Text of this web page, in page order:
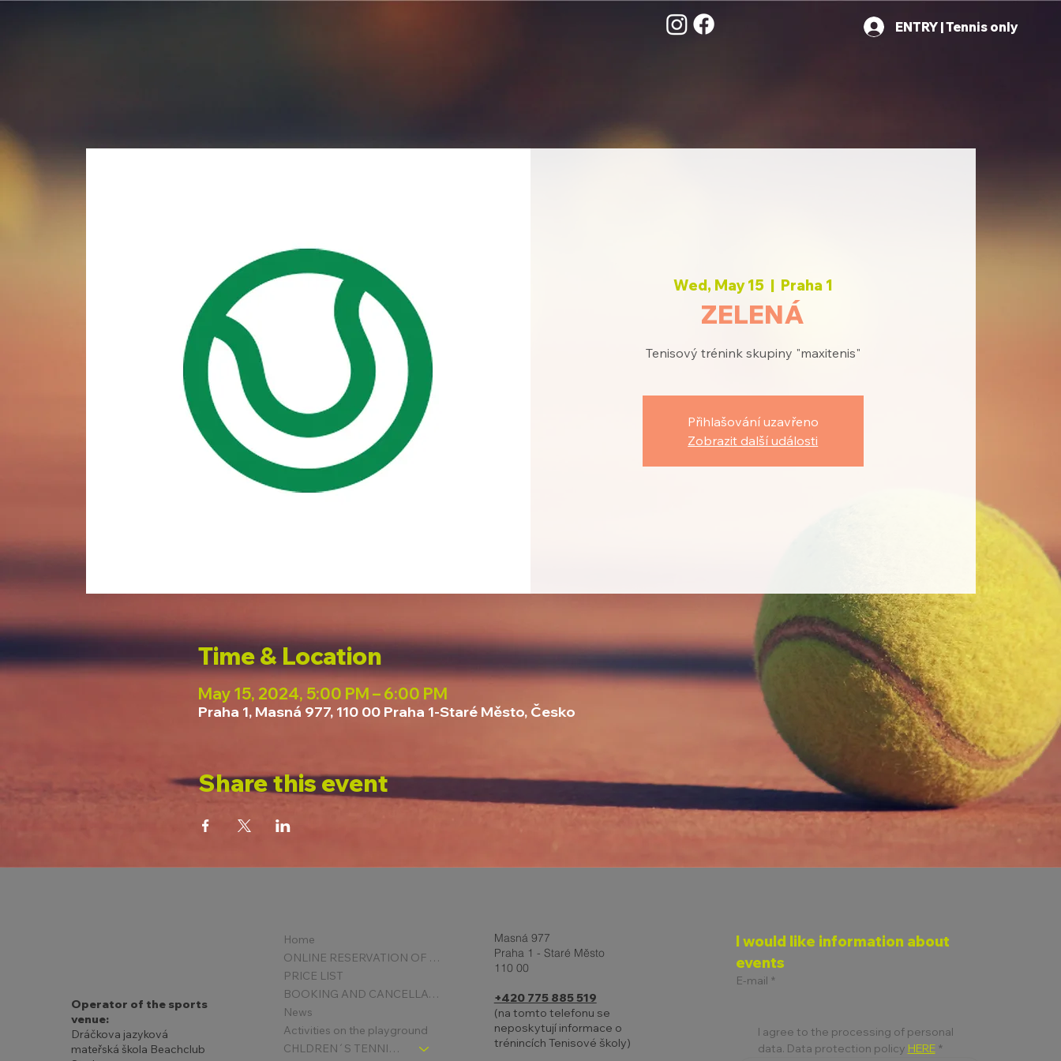
ENTRY | Tennis only
Wed, May 15
  |
Praha 1
ZELENÁ
Tenisový trénink skupiny "maxitenis"
Přihlašování uzavřeno
Zobrazit další události
Time & Location
May 15, 2024, 5:00 PM – 6:00 PM
Praha 1, Masná 977, 110 00 Praha 1-Staré Město, Česko
Share this event
Operator of the sports
venue:
Dráčkova jazyková
mateřská škola Beachclub
Home
ONLINE RESERVATION OF COURTS
PRICE LIST
BOOKING AND CANCELLATION
News
Activities on the playground
CHLDREN´S TENNIS SCHOOL - SIGNPOST
Masná 977
Praha 1 - Staré Město
110 00
+420 775 885 519
(na tomto telefonu se
neposkytují informace o
trénincích Tenisové školy)
I would like information about
events
E-mail *
I agree to the processing of personal
data. Data protection policy HERE *